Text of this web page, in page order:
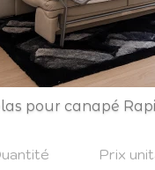
pour canapé
Prix